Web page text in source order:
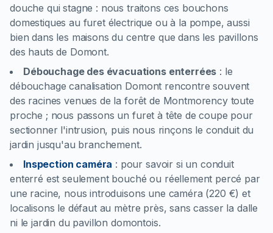
douche qui stagne : nous traitons ces bouchons
domestiques au furet électrique ou à la pompe, aussi
bien dans les maisons du centre que dans les pavillons
des hauts de Domont.
Débouchage des évacuations enterrées : le
débouchage canalisation Domont rencontre souvent
des racines venues de la forêt de Montmorency toute
proche ; nous passons un furet à tête de coupe pour
sectionner l'intrusion, puis nous rinçons le conduit du
jardin jusqu'au branchement.
Inspection caméra : pour savoir si un conduit
enterré est seulement bouché ou réellement percé par
une racine, nous introduisons une caméra (220 €) et
localisons le défaut au mètre près, sans casser la dalle
ni le jardin du pavillon domontois.